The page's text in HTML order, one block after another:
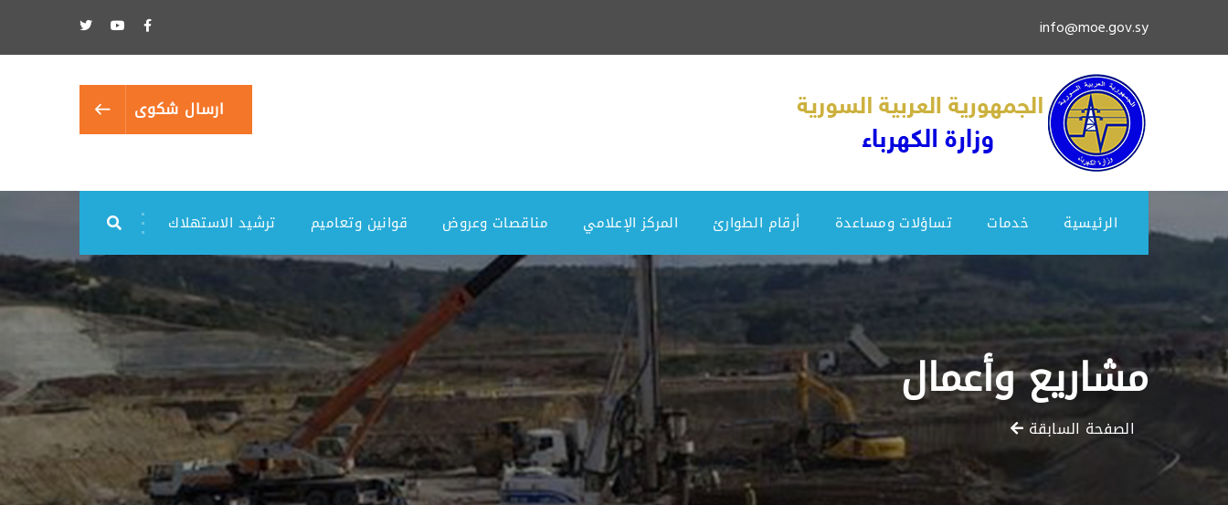
info@moe.gov.sy
ارسال شكوى
الرئيسية خدمات تساؤلات ومساعدة أرقام الطوارئ المركز الإعلامي مناقصات وعروض قوانين وتعاميم ترشيد الاستهلاك
مشاريع وأعمال
الصفحة السابقة